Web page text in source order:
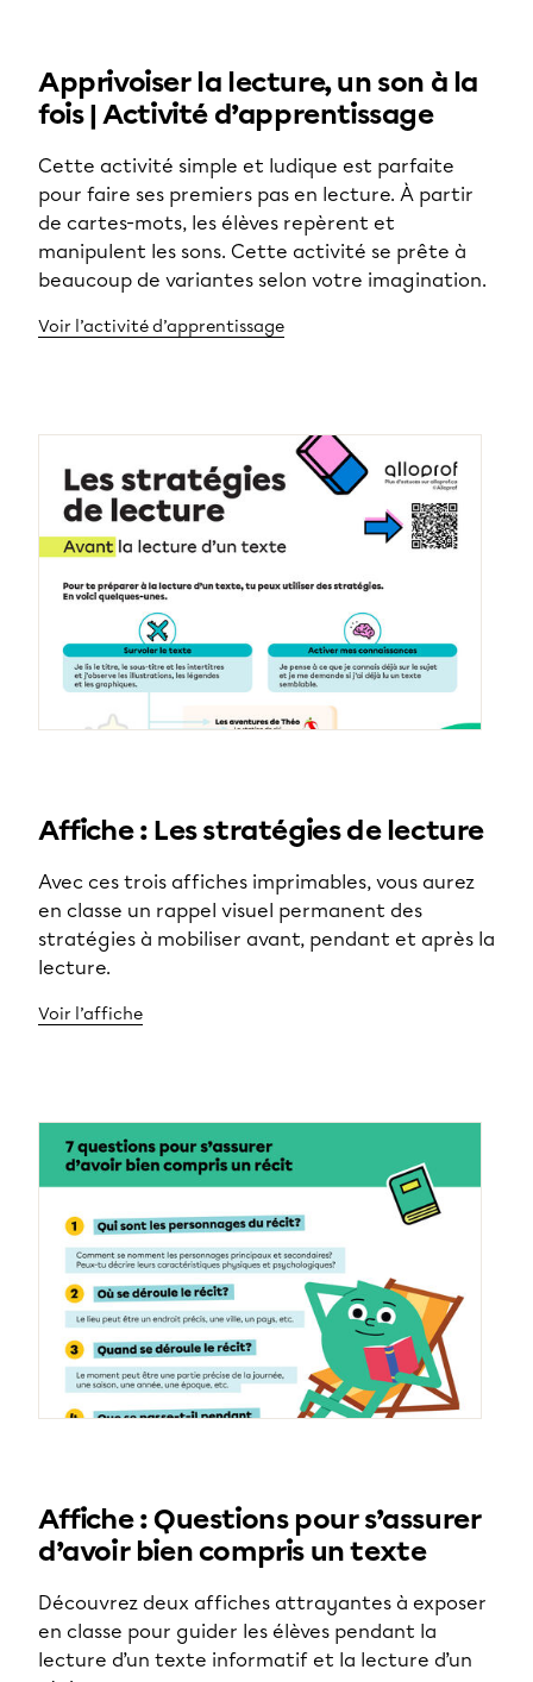
Apprivoiser la lecture, un son à la
fois | Activité d’apprentissage
Cette activité simple et ludique est parfaite
pour faire ses premiers pas en lecture. À partir
de cartes-mots, les élèves repèrent et
manipulent les sons. Cette activité se prête à
beaucoup de variantes selon votre imagination.
Voir l’activité d’apprentissage
Affiche : Les stratégies de lecture
Avec ces trois affiches imprimables, vous aurez
en classe un rappel visuel permanent des
stratégies à mobiliser avant, pendant et après la
lecture.
Voir l’affiche
Affiche : Questions pour s’assurer
d’avoir bien compris un texte
Découvrez deux affiches attrayantes à exposer
en classe pour guider les élèves pendant la
lecture d’un texte informatif et la lecture d’un